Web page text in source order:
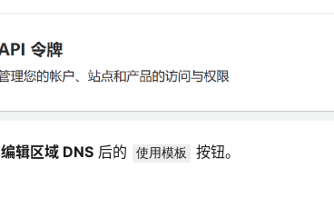
编辑区域 DNS 后的 使用模板 按钮。